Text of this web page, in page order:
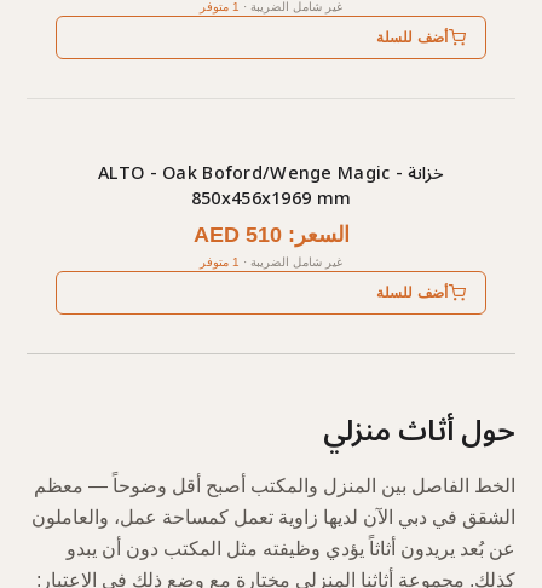
غير شامل الضريبة · 1 متوفر
أضف للسلة
خزانة ALTO - Oak Boford/Wenge Magic -
850x456x1969 mm
السعر: AED 510
غير شامل الضريبة · 1 متوفر
أضف للسلة
حول أثاث منزلي
الخط الفاصل بين المنزل والمكتب أصبح أقل وضوحاً — معظم
الشقق في دبي الآن لديها زاوية تعمل كمساحة عمل، والعاملون
عن بُعد يريدون أثاثاً يؤدي وظيفته مثل المكتب دون أن يبدو
كذلك. مجموعة أثاثنا المنزلي مختارة مع وضع ذلك في الاعتبار: